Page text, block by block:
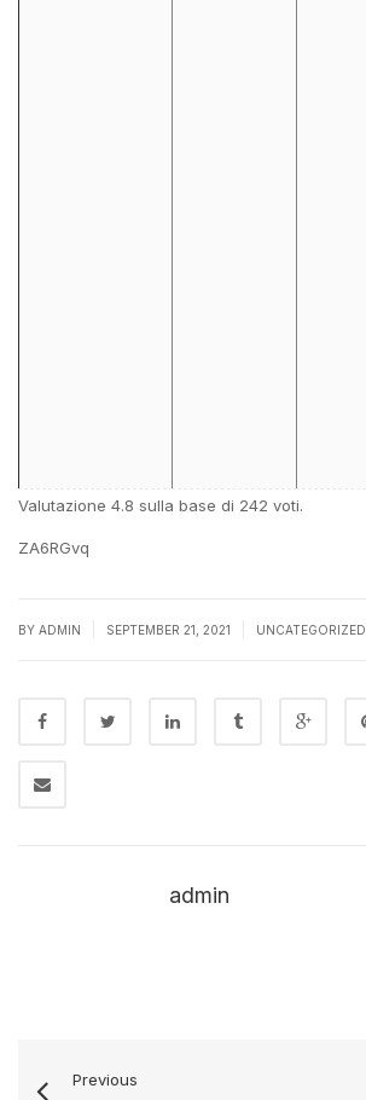
Valutazione 4.8 sulla base di 242 voti.
ZA6RGvq
BY ADMIN SEPTEMBER 21, 2021 UNCATEGORIZED
admin
Previous